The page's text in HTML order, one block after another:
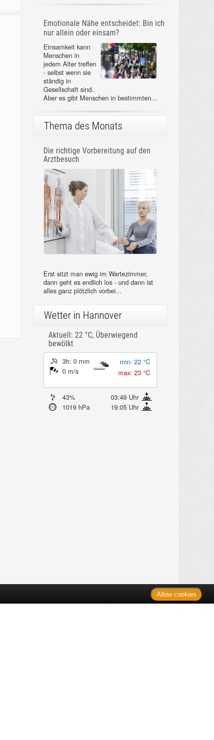
Emotionale Nähe entscheidet: Bin ich
nur allein oder einsam?
Einsamkeit kann
Menschen in
jedem Alter treffen
- selbst wenn sie
ständig in
Gesellschaft sind.
Aber es gibt Menschen in bestimmten...
Thema des Monats
Die richtige Vorbereitung auf den
Arztbesuch
Erst sitzt man ewig im Wartezimmer,
dann geht es endlich los - und dann ist
alles ganz plötzlich vorbei...
Wetter in Hannover
Aktuell: 22 °C, Überwiegend
bewölkt
3h: 0 mm
0 m/s
min: 22 °C
max: 23 °C
43%
03:49 Uhr
1019 hPa
19:05 Uhr
Kontakt
Allow cookies